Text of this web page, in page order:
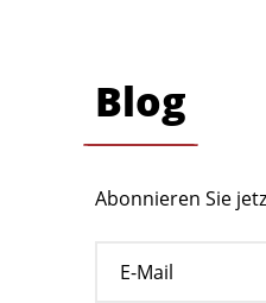
Blog
Abonnieren Sie